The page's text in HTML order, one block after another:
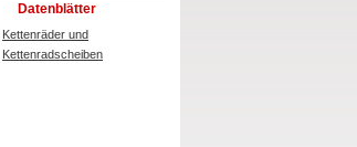
Datenblätter
Kettenräder und
Kettenradscheiben